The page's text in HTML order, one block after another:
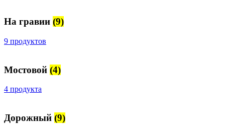
На гравии (9)
9 продуктов
Мостовой (4)
4 продукта
Дорожный (9)